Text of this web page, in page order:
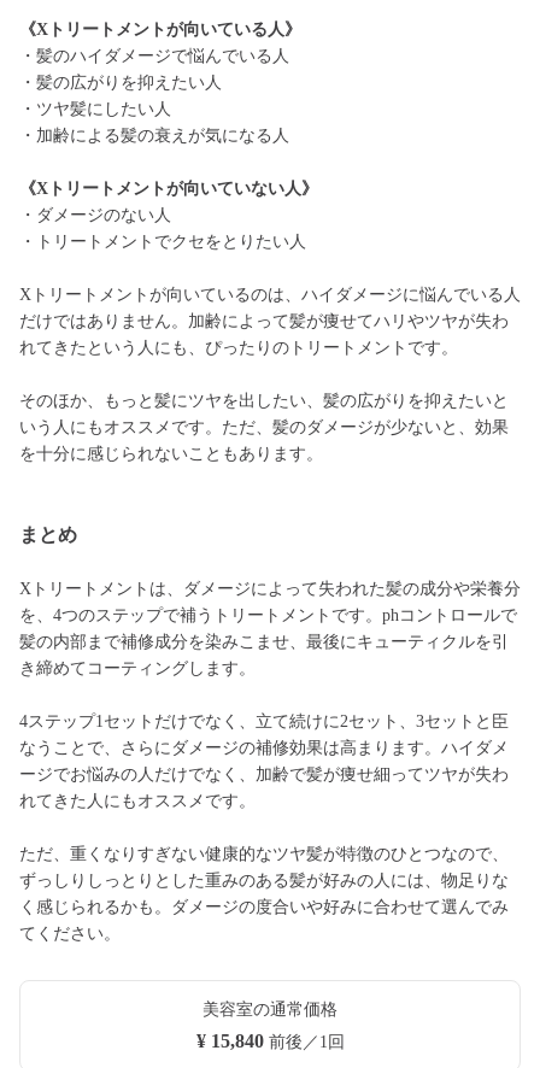
《Xトリートメントが向いている人》
・髪のハイダメージで悩んでいる人
・髪の広がりを抑えたい人
・ツヤ髪にしたい人
・加齢による髪の衰えが気になる人
《Xトリートメントが向いていない人》
・ダメージのない人
・トリートメントでクセをとりたい人
Xトリートメントが向いているのは、ハイダメージに悩んでいる人
だけではありません。加齢によって髪が痩せてハリやツヤが失わ
れてきたという人にも、ぴったりのトリートメントです。
そのほか、もっと髪にツヤを出したい、髪の広がりを抑えたいと
いう人にもオススメです。ただ、髪のダメージが少ないと、効果
を十分に感じられないこともあります。
まとめ
Xトリートメントは、ダメージによって失われた髪の成分や栄養分
を、4つのステップで補うトリートメントです。phコントロールで
髪の内部まで補修成分を染みこませ、最後にキューティクルを引
き締めてコーティングします。
4ステップ1セットだけでなく、立て続けに2セット、3セットと臣
なうことで、さらにダメージの補修効果は高まります。ハイダメ
ージでお悩みの人だけでなく、加齢で髪が痩せ細ってツヤが失わ
れてきた人にもオススメです。
ただ、重くなりすぎない健康的なツヤ髪が特徴のひとつなので、
ずっしりしっとりとした重みのある髪が好みの人には、物足りな
く感じられるかも。ダメージの度合いや好みに合わせて選んでみ
てください。
美容室の通常価格
¥ 15,840前後／1回